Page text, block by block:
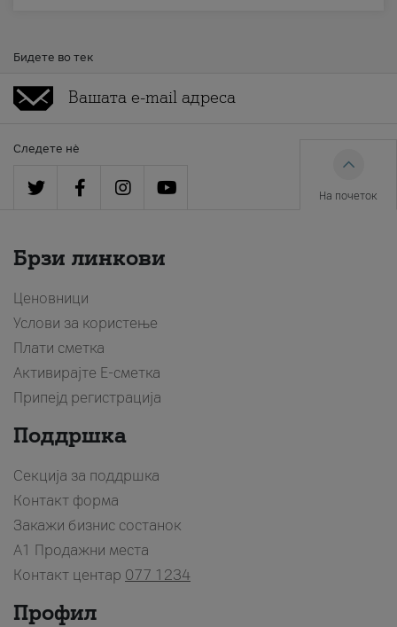
Бидете во тек
Следете нè
На почеток
Брзи линкови
Ценовници
Услови за користење
Плати сметка
Активирајте Е-сметка
Припејд регистрација
Поддршка
Секција за поддршка
Контакт форма
Закажи бизнис состанок
A1 Продажни места
Контакт центар 077 1234
Профил